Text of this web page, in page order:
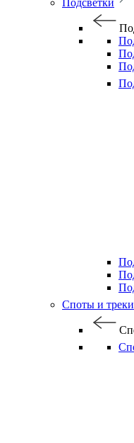
Подсветки
Споты и треки